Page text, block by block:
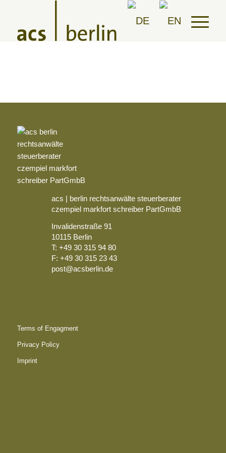
acs | berlin rechtsanwälte steuerberater
czempiel markfort schreiber PartGmbB
Invalidenstraße 91
10115 Berlin
T: +49 30 315 94 80
F: +49 30 315 23 43
post@acsberlin.de
Terms of Engagment
Privacy Policy
Imprint